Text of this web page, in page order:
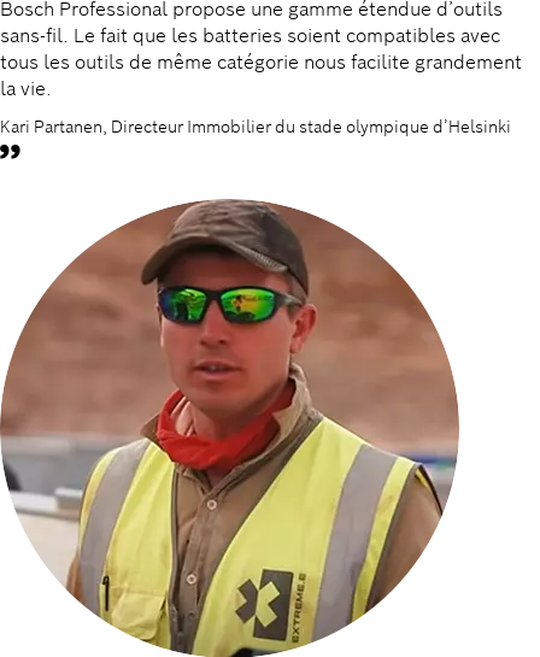
Bosch Professional propose une gamme étendue d’outils
sans-fil. Le fait que les batteries soient compatibles avec
tous les outils de même catégorie nous facilite grandement
la vie.
Kari Partanen, Directeur Immobilier du stade olympique d’Helsinki